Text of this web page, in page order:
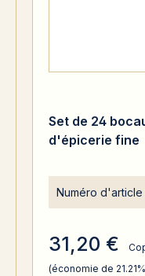
Set de 24
d'épicerie fine
Numéro d'article
31,20 €
(économie de